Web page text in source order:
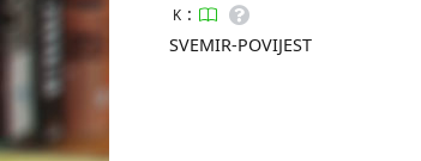
K :
SVEMIR-POVIJEST